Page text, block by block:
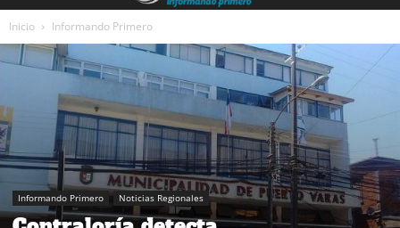
Inicio Informando Primero
Informando Primero Noticias Regionales